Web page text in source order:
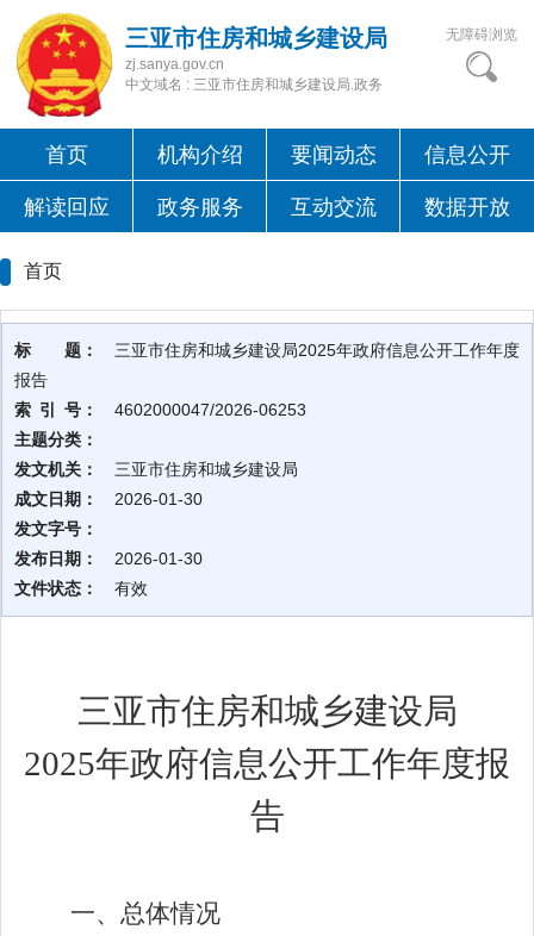
三亚市住房和城乡建设局
zj.sanya.gov.cn
中文域名 : 三亚市住房和城乡建设局.政务
无障碍浏览
首页 机构介绍 要闻动态 信息公开
解读回应 政务服务 互动交流 数据开放
首页
标 题：
三亚市住房和城乡建设局2025年政府信息公开工作年度
报告
索 引 号：
4602000047/2026-06253
主题分类：
发文机关：
三亚市住房和城乡建设局
成文日期：
2026-01-30
发文字号：
发布日期：
2026-01-30
文件状态：
有效
三亚市住房和城乡建设局
2025年政府信息公开工作年度报
告
一、总体情况